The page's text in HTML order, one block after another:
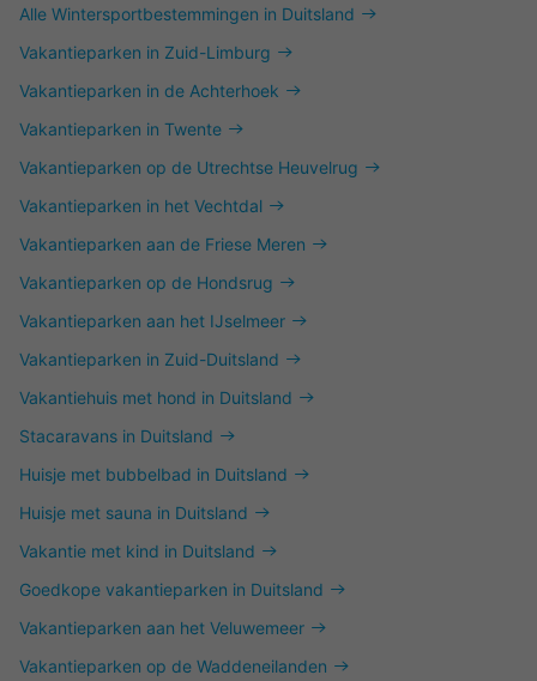
Alle Wintersportbestemmingen in Duitsland
Vakantieparken in Zuid-Limburg
Vakantieparken in de Achterhoek
Vakantieparken in Twente
Vakantieparken op de Utrechtse Heuvelrug
Vakantieparken in het Vechtdal
Vakantieparken aan de Friese Meren
Vakantieparken op de Hondsrug
Vakantieparken aan het IJselmeer
Vakantieparken in Zuid-Duitsland
Vakantiehuis met hond in Duitsland
Stacaravans in Duitsland
Huisje met bubbelbad in Duitsland
Huisje met sauna in Duitsland
Vakantie met kind in Duitsland
Goedkope vakantieparken in Duitsland
Vakantieparken aan het Veluwemeer
Vakantieparken op de Waddeneilanden